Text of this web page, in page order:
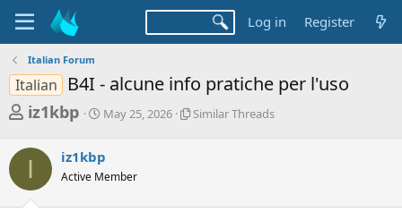
Log in Register
Italian Forum
Italian B4I - alcune info pratiche per l'uso
T
r
e
a
iz1kbp
S
r
t
a
May 25, 2026
S
r
Similar Threads
I iz1kbp
Active Member